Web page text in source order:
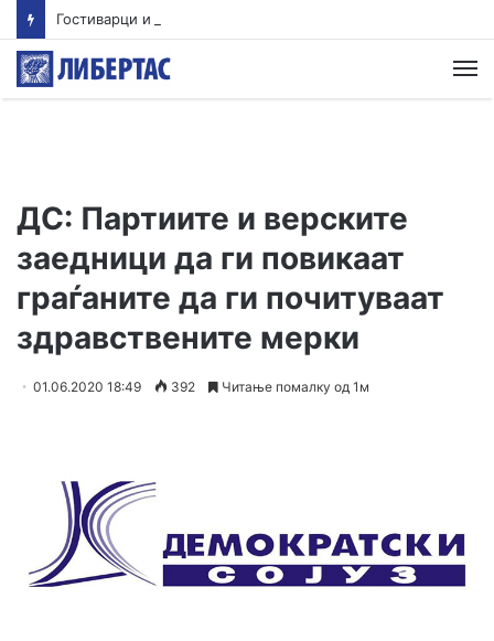
Гостиварци и натаму без пивка вода
ДС: Партиите и верските
заедници да ги повикаат
граѓаните да ги почитуваат
здравствените мерки
01.06.2020 18:49 392 Читање помалку од 1м